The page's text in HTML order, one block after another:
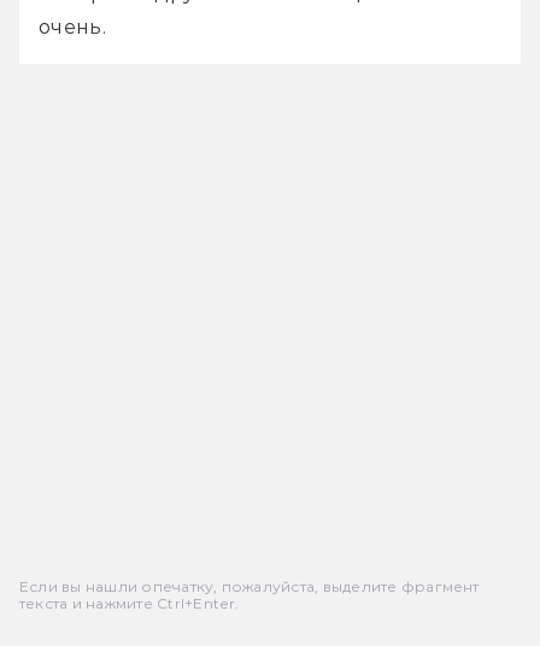
очень.
Если вы нашли опечатку, пожалуйста, выделите фрагмент
текста и нажмите Ctrl+Enter.